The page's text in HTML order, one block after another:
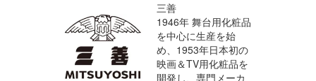
三善
1946年 舞台用化粧品
を中心に生産を始
め、1953年日本初の
映画＆TV用化粧品を
開発し、専門メーカ